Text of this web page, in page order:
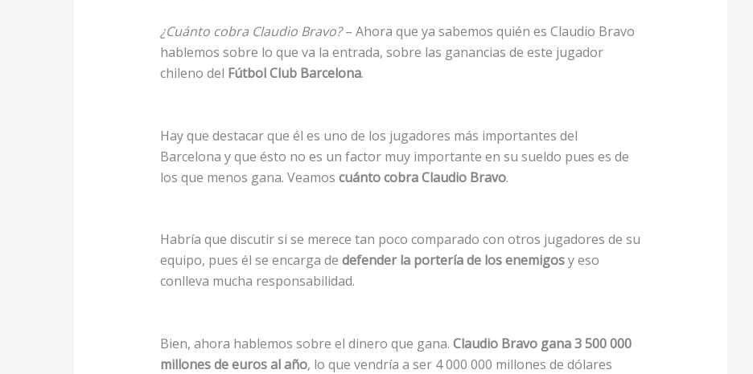
¿Cuánto cobra Claudio Bravo?– Ahora que ya sabemos quién es Claudio Bravo
hablemos sobre lo que va la entrada, sobre las ganancias de este jugador
chileno del Fútbol Club Barcelona.
Hay que destacar que él es uno de los jugadores más importantes del
Barcelona y que ésto no es un factor muy importante en su sueldo pues es de
los que menos gana. Veamos cuánto cobra Claudio Bravo.
Habría que discutir si se merece tan poco comparado con otros jugadores de su
equipo, pues él se encarga de defender la portería de los enemigosy eso
conlleva mucha responsabilidad.
Bien, ahora hablemos sobre el dinero que gana. Claudio Bravo gana 3 500 000
millones de euros al año, lo que vendría a ser 4 000 000 millones de dólares